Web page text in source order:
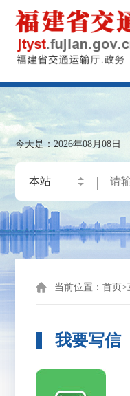
今天是： 2026年08月08日
当前位置： 首页 >
我要写信